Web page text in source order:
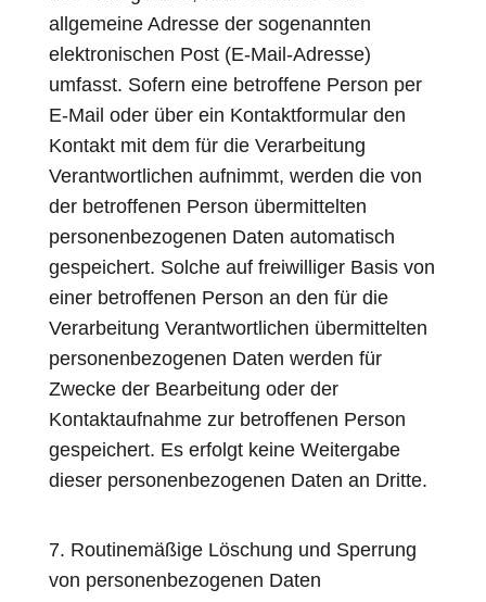
allgemeine Adresse der sogenannten
elektronischen Post (E-Mail-Adresse)
umfasst. Sofern eine betroffene Person per
E-Mail oder über ein Kontaktformular den
Kontakt mit dem für die Verarbeitung
Verantwortlichen aufnimmt, werden die von
der betroffenen Person übermittelten
personenbezogenen Daten automatisch
gespeichert. Solche auf freiwilliger Basis von
einer betroffenen Person an den für die
Verarbeitung Verantwortlichen übermittelten
personenbezogenen Daten werden für
Zwecke der Bearbeitung oder der
Kontaktaufnahme zur betroffenen Person
gespeichert. Es erfolgt keine Weitergabe
dieser personenbezogenen Daten an Dritte.
7. Routinemäßige Löschung und Sperrung
von personenbezogenen Daten